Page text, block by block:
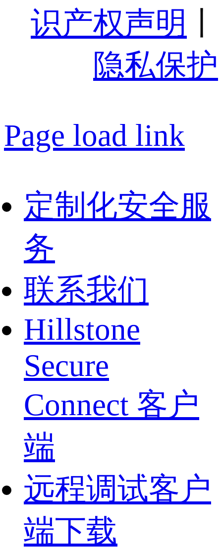
识产权声明
隐私保护
Page load link
定制化安全服
务
联系我们
Hillstone
Secure
Connect 客户
端
远程调试客户
端下载